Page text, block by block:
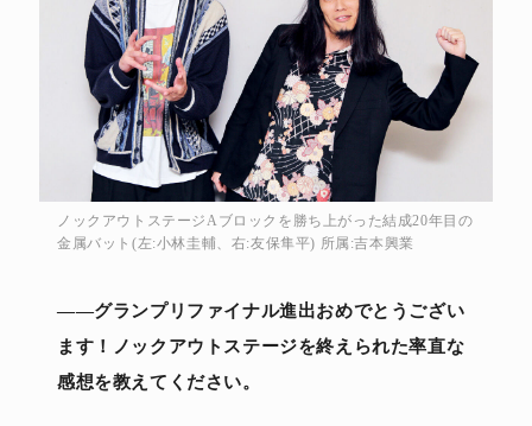
ノックアウトステージAブロックを勝ち上がった結成20年目の
金属バット(左:小林圭輔、右:友保隼平) 所属:吉本興業
――グランプリファイナル進出おめでとうござい
ます！ノックアウトステージを終えられた率直な
感想を教えてください。